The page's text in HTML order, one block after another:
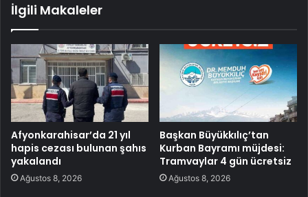
İlgili Makaleler
Afyonkarahisar’da 21 yıl
hapis cezası bulunan şahıs
yakalandı
Ağustos 8, 2026
Başkan Büyükkılıç’tan
Kurban Bayramı müjdesi:
Tramvaylar 4 gün ücretsiz
Ağustos 8, 2026